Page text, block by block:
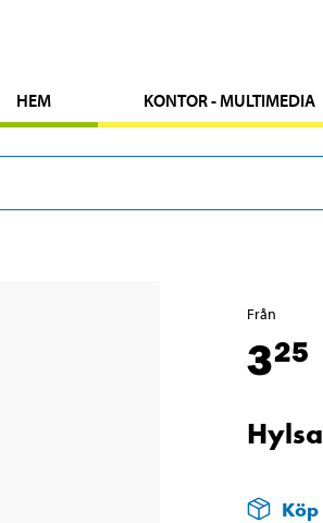
HEM KONTOR - MULTIMEDIA
Från
325